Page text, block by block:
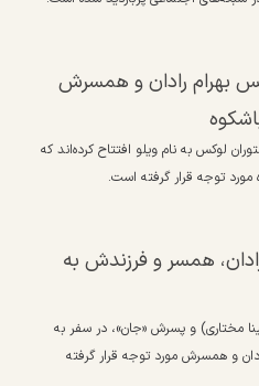
بهرام رادان و همسرش
لوکس به نام ویلو افتتاح کرده‌اند که
مورد توجه قرار گرفته است.
همسر و فرزندش به
مختاری) و پسرش «جان»، در سفر به
و همسرش مورد توجه قرار گرفته